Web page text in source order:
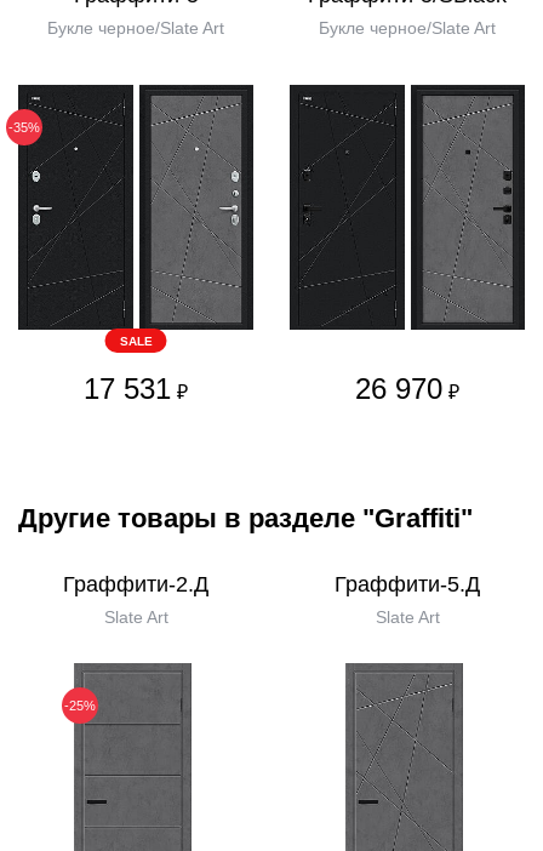
Букле черное/Slate Art
-35%
SALE
17 531 ₽
Букле черное/Slate Art
26 970 ₽
Другие товары в разделе "Graffiti"
Граффити-2.Д
Slate Art
-25%
Граффити-5.Д
Slate Art